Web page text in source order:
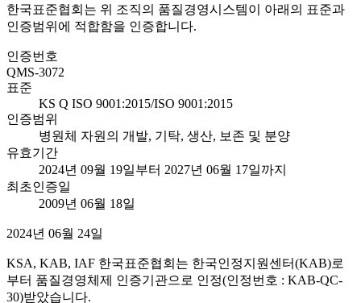
한국표준협회는 위 조직의 품질경영시스템이 아래의 표준과
인증범위에 적합함을 인증합니다.
인증번호
QMS-3072
표준
KS Q ISO 9001:2015/ISO 9001:2015
인증범위
병원체 자원의 개발, 기탁, 생산, 보존 및 분양
유효기간
2024년 09월 19일부터 2027년 06월 17일까지
최초인증일
2009년 06월 18일
2024년 06월 24일
KSA, KAB, IAF 한국표준협회는 한국인정지원센터(KAB)로
부터 품질경영체제 인증기관으로 인정(인정번호 : KAB-QC-
30)받았습니다.